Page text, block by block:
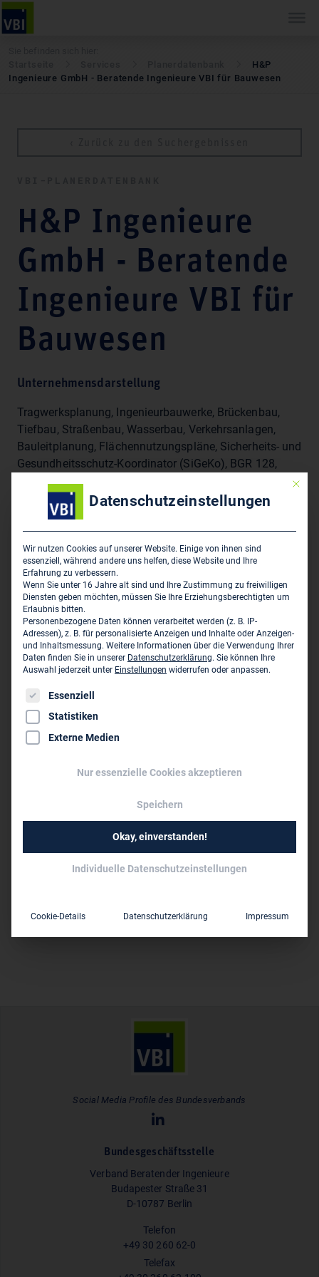
H&P
Ingenieure GmbH - Beratende Ingenieure VBI für Bauwesen
H&P Ingenieure
GmbH - Beratende
Ingenieure VBI für
Bauwesen
Unternehmensdarstellung
Tragwerksplanung, Ingenieurbauwerke, Brückenbau,
Tiefbau, Straßenbau, Wasserbau, Verkehrsanlagen,
Bauleitplanung, Flächennutzungspläne, Sicherheits- und
Gesundheitsschutz-Koordinator (SiGeKo), BGR 128,
SCC, Wasser-, Wasserentsorgung, Sport- und
Freizeitanlagen, Gebäude,
Hauptsitz des Unternehmens
H&P Ingenieure GmbH - Beratende Ingenieure VBI für
Bauwesen
Albert-Schweitzer-Straße 1
D-30880 Laatzen
0511 820 12 0
office-laatzen@hp-ingenieure.de
www.hp-ingenieure.de
Dipl.-Ing. Gerd Schneider
Mitarbeiter:10 bis 50
Niederlassungen des Unternehmens
VBI für Bauwesen Soltau ›
Social Media Profile des Bundesverbands
Bundesgeschäftsstelle
Verband Beratender Ingenieure
Budapester Straße 31
D-10787 Berlin
Telefon
+49 30 260 62-0
Telefax
Mit
Datenschutzeinstellungen
Wir nutzen Cookies auf unserer Website. Einige von ihnen sind
essenziell, während andere uns helfen, diese Website und Ihre
Erfahrung zu verbessern.
Wenn Sie unter 16 Jahre alt sind und Ihre Zustimmung zu freiwilligen
Diensten geben möchten, müssen Sie Ihre Erziehungsberechtigten um
Erlaubnis bitten.
Personenbezogene Daten können verarbeitet werden (z. B. IP-
Adressen), z. B. für personalisierte Anzeigen und Inhalte oder Anzeigen-
und Inhaltsmessung. Weitere Informationen über die Verwendung Ihrer
Daten finden Sie in unserer Datenschutzerklärung. Sie können Ihre
Auswahl jederzeit unter Einstellungen widerrufen oder anpassen.
Es folgt eine Liste der Service-Gruppen, für die eine
Essenziell
Statistiken
Externe Medien
Nur essenzielle Cookies akzeptieren
Speichern
Okay, einverstanden!
Individuelle Datenschutzeinstellungen
Cookie-Details Datenschutzerklärung Impressum